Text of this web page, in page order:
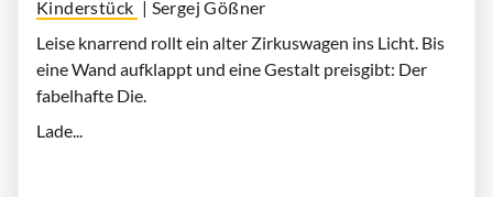
Kinderstück | Sergej Gößner
Leise knarrend rollt ein alter Zirkuswagen ins Licht. Bis
eine Wand aufklappt und eine Gestalt preisgibt: Der
fabelhafte Die.
Lade...